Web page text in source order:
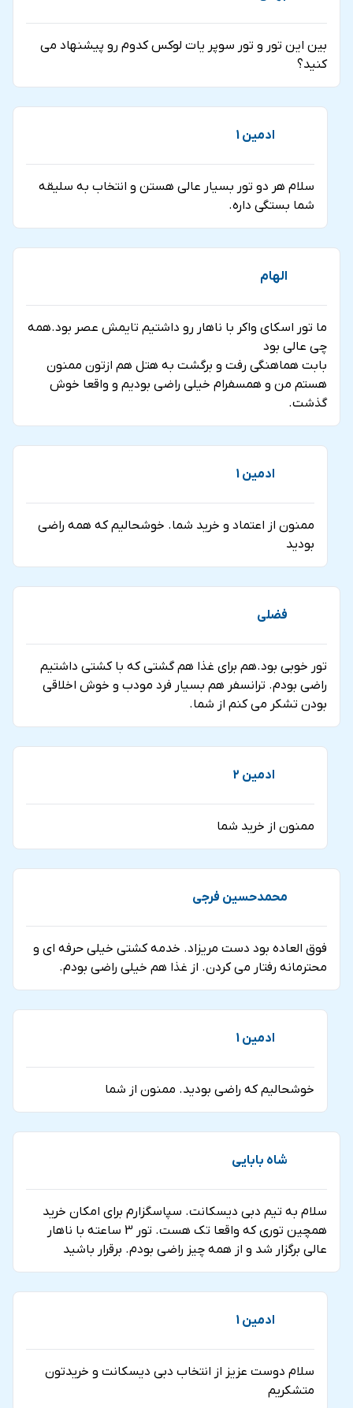
بین این تور و تور سوپر یات لوکس کدوم رو پیشنهاد می
کنید؟
ادمین 1
سلام هر دو تور بسیار عالی هستن و انتخاب به سلیقه
شما بستگی داره.
الهام
ما تور اسکای واکر با ناهار رو داشتیم تایمش عصر بود.همه
چی عالی بود
بابت هماهنگی رفت و برگشت به هتل هم ازتون ممنون
هستم من و همسفرام خیلی راضی بودیم و واقعا خوش
گذشت.
ادمین 1
ممنون از اعتماد و خرید شما. خوشحالیم که همه راضی
بودید
فضلی
تور خوبی بود.هم برای غذا هم گشتی که با کشتی داشتیم
راضی بودم. ترانسفر هم بسیار فرد مودب و خوش اخلاقی
بودن تشکر می کنم از شما.
ادمین 2
ممنون از خرید شما
محمدحسین فرجی
فوق العاده بود دست مریزاد. خدمه کشتی خیلی حرفه ای و
محترمانه رفتار می کردن. از غذا هم خیلی راضی بودم.
ادمین 1
خوشحالیم که راضی بودید. ممنون از شما
شاه بابایی
سلام به تیم دبی دیسکانت. سپاسگزارم برای امکان خرید
همچین توری که واقعا تک هست. تور 3 ساعته با ناهار
عالی برگزار شد و از همه چیز راضی بودم. برقرار باشید
ادمین 1
سلام دوست عزیز از انتخاب دبی دیسکانت و خریدتون
متشکریم